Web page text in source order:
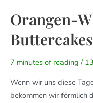
Orangen-
Buttercakes
7 minutes of reading /
Wenn wir uns diese
bekommen wir förmlich